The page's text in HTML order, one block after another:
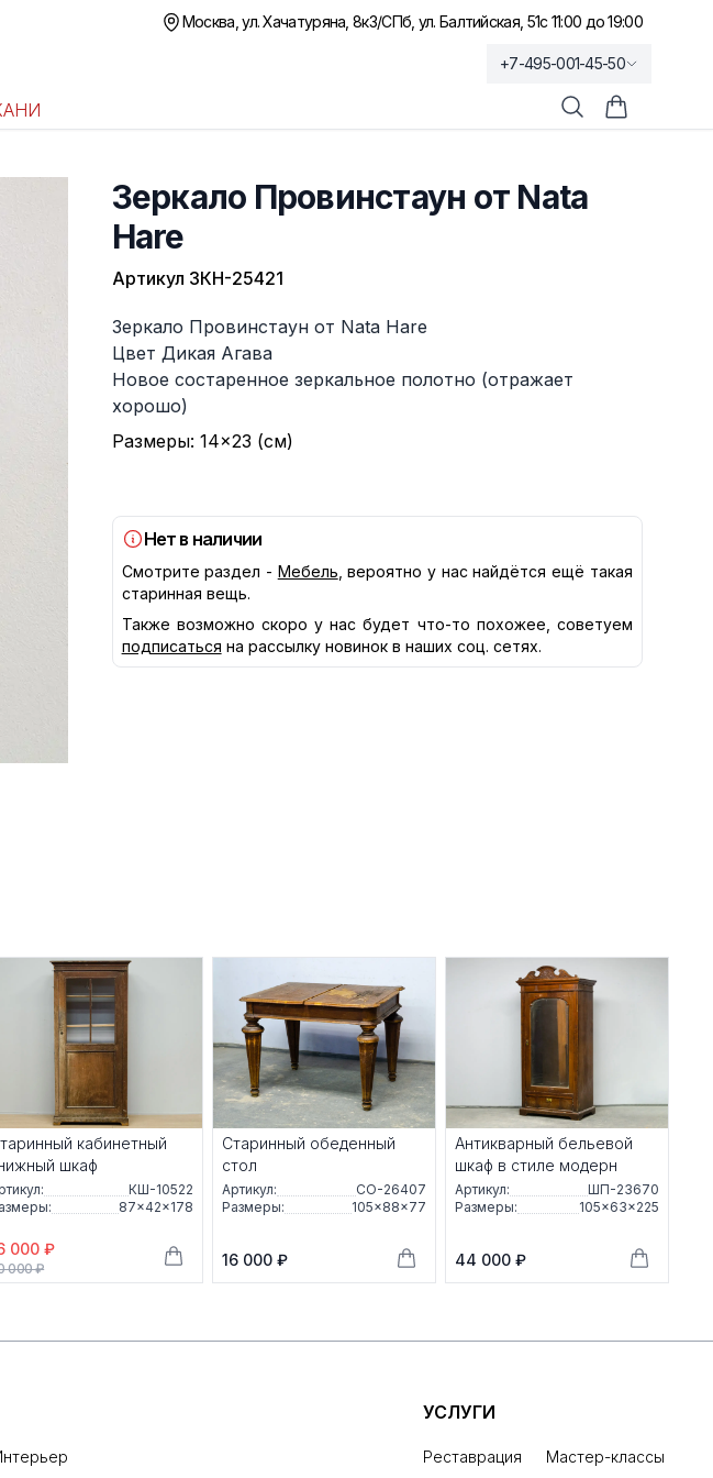
Москва, ул. Хачатуряна, 8к3/СПб, ул. Балтийская, 51с 11:00 до 19:00
+7-495-001-45-50
ПоискКорзина
Зеркало Провинстаун от Nata
Hare
Артикул ЗКН-25421
Описание
Зеркало Провинстаун от Nata Hare
Цвет Дикая Агава
Новое состаренное зеркальное полотно (отражает
хорошо)
Размеры: 14×23 (см)
Нет в наличии
Смотрите раздел - Мебель , вероятно у нас найдётся ещё такая
старинная вещь.
Также возможно скоро у нас будет что-то похожее, советуем
подписаться на рассылку новинок в наших соц. сетях.
кабинетный
шкаф
КШ-10522
87×42×178
000 ₽
000 ₽
Старинный обеденный
стол
Артикул:
СО-26407
Размеры:
105×88×77
16 000 ₽
Антикварный бельевой
шкаф в стиле модерн
Артикул:
ШП-23670
Размеры:
105×63×225
44 000 ₽
УСЛУГИ
Реставрация Мастер-классы